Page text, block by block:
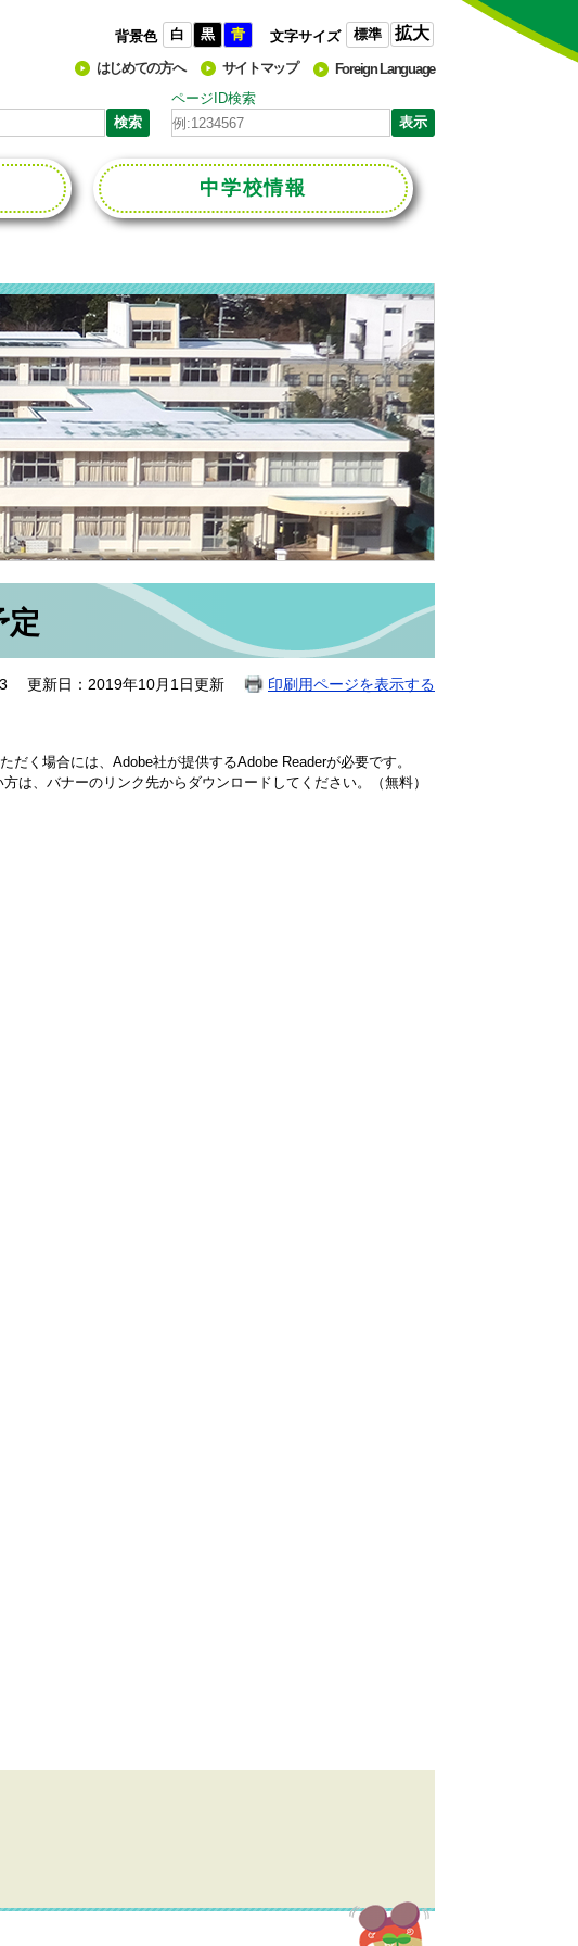
背景色 白 黒 青 文字サイズ 標準 拡大
はじめての方へ サイトマップ
Foreign Language
ページID検索
中学校情報
更新日：2019年10月1日更新 印刷用ページを表示する
だく場合には、Adobe社が提供するAdobe Readerが必要です。
は、バナーのリンク先からダウンロードしてください。（無料）